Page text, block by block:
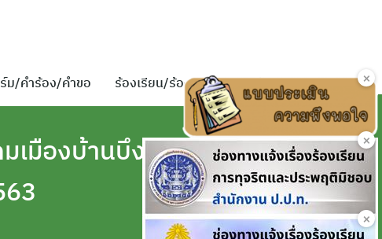
ม/คำร้อง/คำขอ ร้องเรียน/ร้องทุกข์ ติดต่อเรา
เมืองบ้านบึง
×
×
×